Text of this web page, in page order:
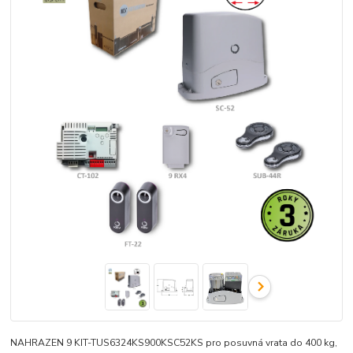
NAHRAZEN 9 KIT-TUS6324KS900KSC52KS pro posuvná vrata do 400 kg,